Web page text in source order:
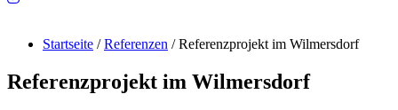
Startseite /Referenzen /Referenzprojekt im Wilmersdorf
Referenzprojekt im Wilmersdorf